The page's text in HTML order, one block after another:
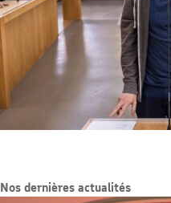
Nos dernières actualités